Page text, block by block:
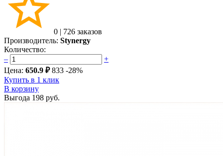
0 | 726 заказов
Производитель: Stynergy
Количество:
–
+
Цена: 650.9 ₽ 833 -28%
Купить в 1 клик
В корзину
Выгода 198 руб.